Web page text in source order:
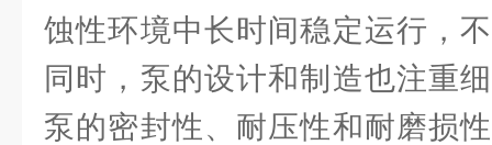
蚀性环境中长时间稳定运行，
同时，泵的设计和制造也注重
泵的密封性、耐压性和耐磨损